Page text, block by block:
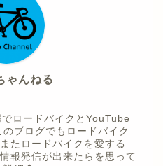
ゃんねる
ロードバイクとYouTube
ブログでもロードバイク
たロードバイクを愛する
報発信が出来たらを思って